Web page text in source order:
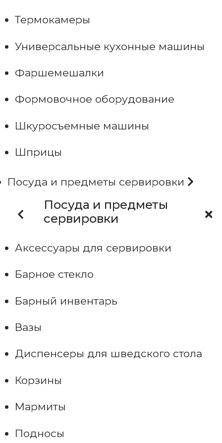
Термокамеры
Универсальные кухонные машины
Фаршемешалки
Формовочное оборудование
Шкуросъемные машины
Шприцы
Посуда и предметы сервировки
Посуда и предметы
сервировки
Аксессуары для сервировки
Барное стекло
Барный инвентарь
Вазы
Диспенсеры для шведского стола
Корзины
Мармиты
Подносы